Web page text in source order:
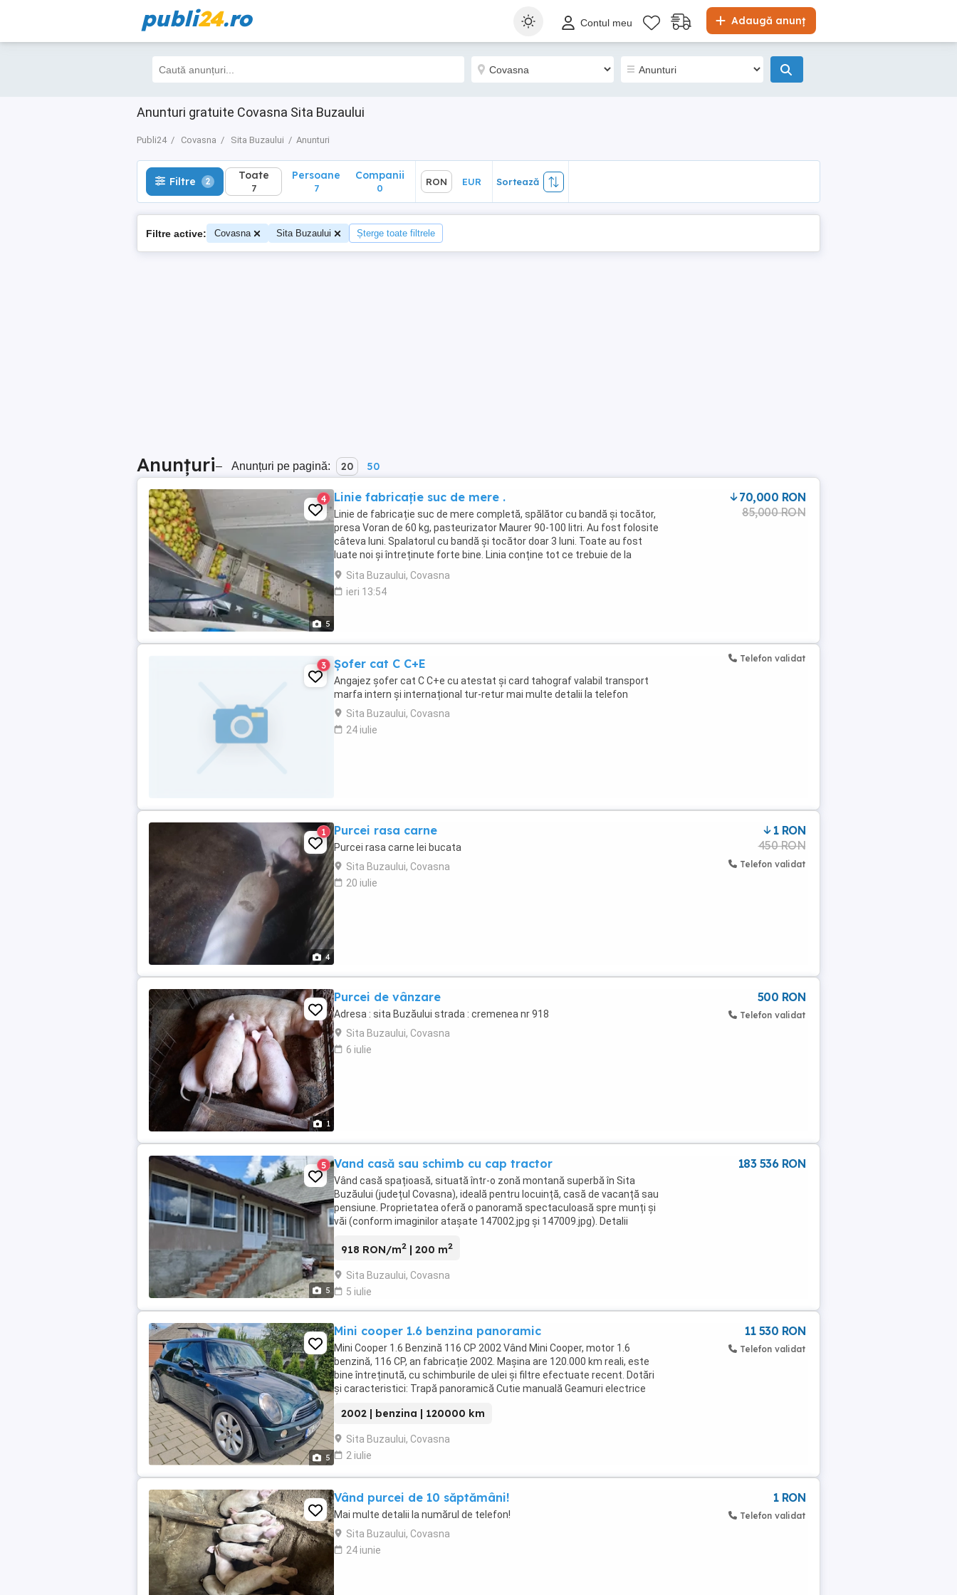
publi24.ro Adaugă anunț
Contul meu
Anunturi gratuite Covasna Sita Buzaului
Publi24 Covasna Sita Buzaului Anunturi
Filtre 2 Toate
7
Sortează
Filtre 2 Toate
7
Persoane
7
Companii
0
RON EUR Sortează
Filtre active: Covasna Sita Buzaului Șterge toate filtrele
Anunțuri– Anunțuri pe pagină: 20 50
5
4 Linie fabricație suc de mere .
Linie de fabricație suc de mere completă, spălător cu bandă și tocător,
presa Voran de 60 kg, pasteurizator Maurer 90-100 litri. Au fost folosite
câteva luni. Spalatorul cu bandă și tocător doar 3 luni. Toate au fost
luate noi și întreținute forte bine. Linia conține tot ce trebuie de la
spălare materie ...
Sita Buzaului, Covasna
ieri 13:54
70,000 RON
85,000 RON
3 Șofer cat C C+E
Angajez șofer cat C C+e cu atestat și card tahograf valabil transport
marfa intern și internațional tur-retur mai multe detalii la telefon
Sita Buzaului, Covasna
24 iulie
Telefon validat
4
1 Purcei rasa carne
Purcei rasa carne lei bucata
Sita Buzaului, Covasna
20 iulie
1 RON
450 RON
Telefon validat
1
Purcei de vânzare
Adresa : sita Buzăului strada : cremenea nr 918
Sita Buzaului, Covasna
6 iulie
500 RON
Telefon validat
5
5 Vand casă sau schimb cu cap tractor
Vând casă spațioasă, situată într-o zonă montană superbă în Sita
Buzăului (județul Covasna), ideală pentru locuință, casă de vacanță sau
pensiune. Proprietatea oferă o panoramă spectaculoasă spre munți și
văi (conform imaginilor atașate 147002.jpg și 147009.jpg). Detalii
918 RON/m2 | 200 m2
Sita Buzaului, Covasna
5 iulie
183 536 RON
5
Mini cooper 1.6 benzina panoramic
Mini Cooper 1.6 Benzină 116 CP 2002 Vând Mini Cooper, motor 1.6
benzină, 116 CP, an fabricație 2002. Mașina are 120.000 km reali, este
bine întreținută, cu schimburile de ulei și filtre efectuate recent. Dotări
și caracteristici: Trapă panoramică Cutie manuală Geamuri electrice
2002 | benzina | 120000 km
Sita Buzaului, Covasna
2 iulie
11 530 RON
Telefon validat
Vând purcei de 10 săptămâni!
Mai multe detalii la numărul de telefon!
Sita Buzaului, Covasna
24 iunie
1 RON
Telefon validat